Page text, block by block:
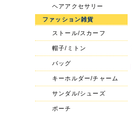
ヘアアクセサリー
ファッション雑貨
ストール/スカーフ
帽子/ミトン
バッグ
キーホルダー/チャーム
サンダル/シューズ
ポーチ